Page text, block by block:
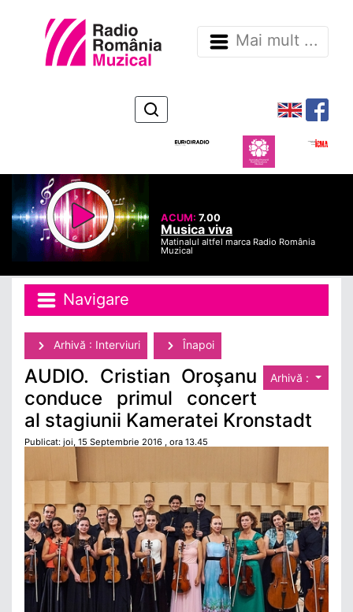
Mai mult ...
ACUM:7.00
Musica viva
Matinalul altfel marca Radio România
Muzical
Navigare
Arhivă : Interviuri Înapoi
Arhivă :
AUDIO. Cristian Oroşanu
conduce primul concert
al stagiunii Kameratei Kronstadt
Publicat: joi, 15 Septembrie 2016 , ora 13.45